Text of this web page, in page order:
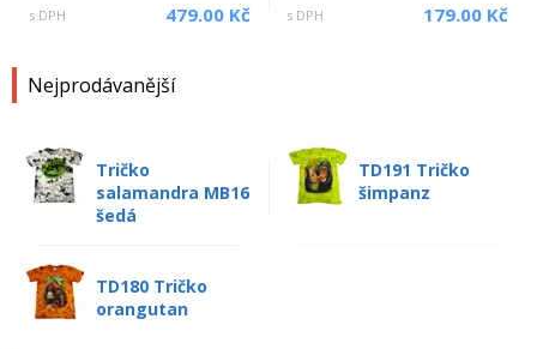
s DPH 479.00 Kč s DPH 179.00 Kč
Nejprodávanější
Tričko
salamandra MB16
šedá
TD191 Tričko
šimpanz
TD180 Tričko
orangutan